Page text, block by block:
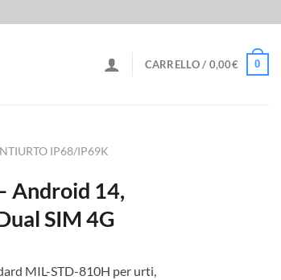
CARRELLO / 0,00€ 0
IP68/IP69K
Android 14,
SIM 4G
MIL-STD-810H per urti,